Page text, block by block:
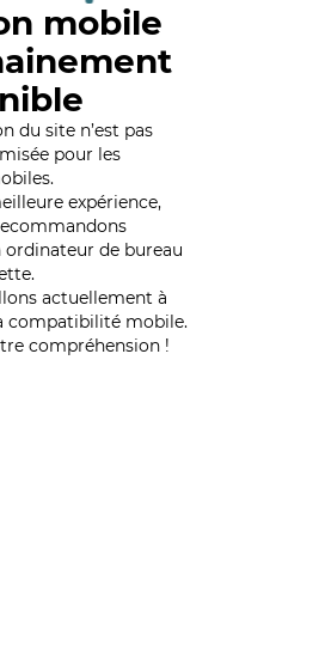
mobile
du site n’est pas
pour les
expérience,
de bureau
actuellement à
compatibilité mobile.
compréhension !